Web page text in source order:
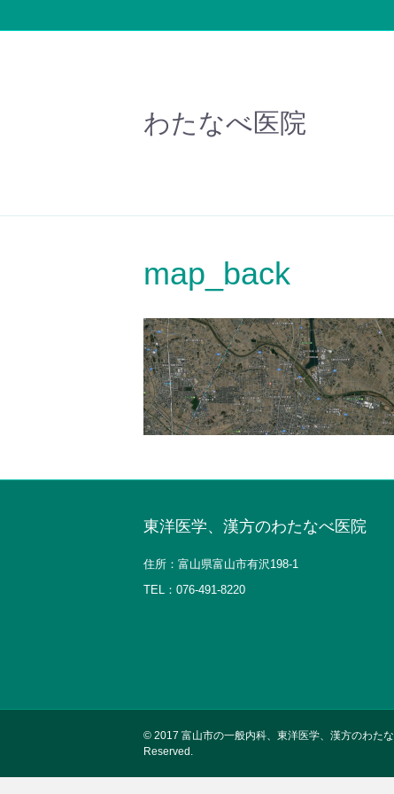
わたなべ医院
map_back
東洋医学、漢方のわたなべ医院
住所：富山県富山市有沢198-1
TEL： 076-491-8220
© 2017 富山市の一般内科、東洋医学、漢方のわた
Reserved.